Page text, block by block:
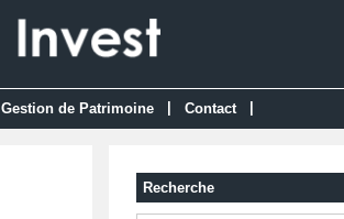
Gestion de Patrimoine Contact
Recherche